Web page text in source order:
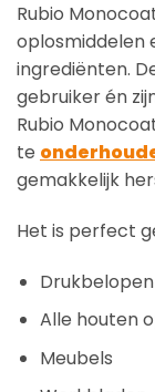
Rubio
oplosmiddelen
ingrediënten.
gebruiker én
Rubio
te
gemakkelijk
Het is perfect
Alle houten
Meubels